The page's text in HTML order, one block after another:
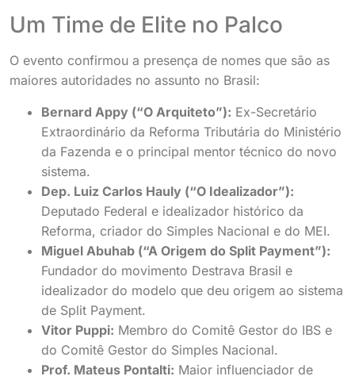
Um Time de Elite no Palco
O evento confirmou a presença de nomes que são as
maiores autoridades no assunto no Brasil:
Bernard Appy (“O Arquiteto”): Ex-Secretário
Extraordinário da Reforma Tributária do Ministério
da Fazenda e o principal mentor técnico do novo
sistema.
Dep. Luiz Carlos Hauly (“O Idealizador”):
Deputado Federal e idealizador histórico da
Reforma, criador do Simples Nacional e do MEI.
Miguel Abuhab (“A Origem do Split Payment”):
Fundador do movimento Destrava Brasil e
idealizador do modelo que deu origem ao sistema
de Split Payment.
Vitor Puppi: Membro do Comitê Gestor do IBS e
do Comitê Gestor do Simples Nacional.
Prof. Mateus Pontalti: Maior influenciador de